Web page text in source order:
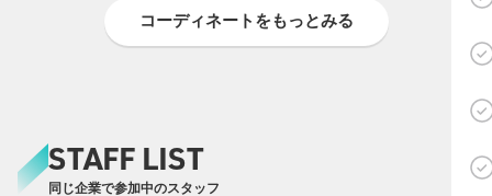
コーディネートをもっとみる
STAFF LIST
同じ企業で参加中のスタッフ